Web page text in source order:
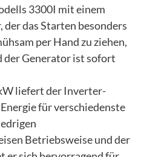
3300I mit einem
das Starten besonders
per Hand zu ziehen,
der Generator ist sofort
liefert der Inverter-
für verschiedenste
Betriebsweise und der